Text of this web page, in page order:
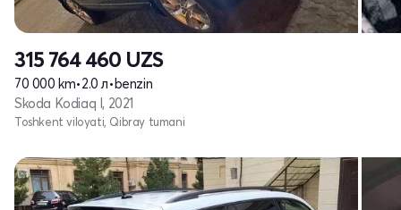
315 764 460 UZS
70 000 km•2.0 л• benzin
Skoda Kodiaq I, 2021
Toshkent viloyati, Qibray tumani